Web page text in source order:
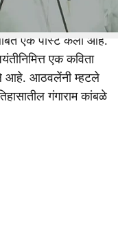
एक पोस्ट केली आहे.
एक कविता
आहे. आठवलेंनी म्हटले
गंगाराम कांबळे